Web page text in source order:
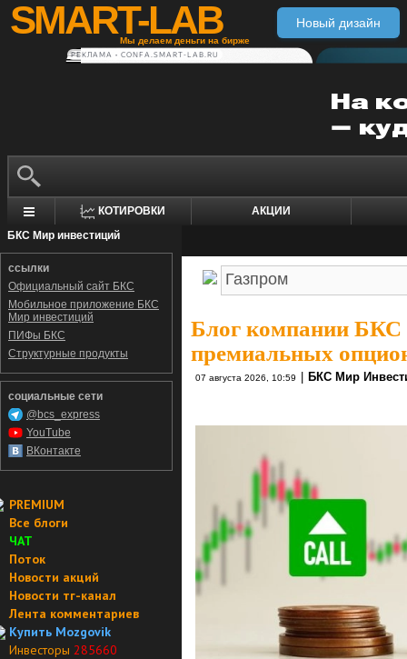
SMART-LAB
Мы делаем деньги на бирже
Новый дизайн
РЕКЛАМА • CONFA.SMART-LAB.RU
КОТИРОВКИ
АКЦИИ
БКС Мир инвестиций
ссылки
Официальный сайт БКС
Мобильное приложение БКС
Мир инвестиций
ПИФы БКС
Структурные продукты
социальные сети
@bcs_express
YouTube
ВКонтакте
PREMIUM
Все блоги
ЧАТ
Поток
Новости акций
Новости тг-канал
Лента комментариев
Купить Mozgovik
Инвесторы 285660
Блог компании БКС
премиальных
07 августа 2026, 10:59 БКС Мир